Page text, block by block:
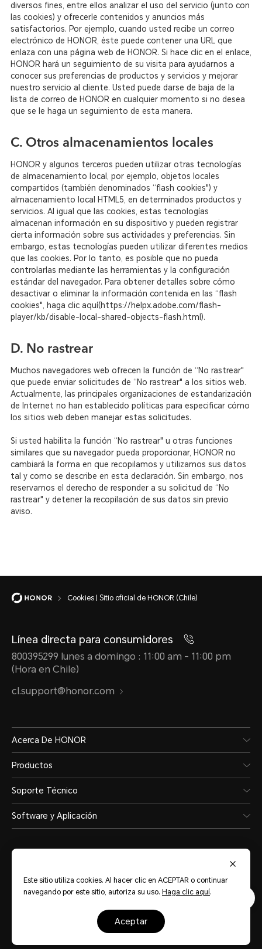
diversos fines, entre ellos analizar el uso del servicio (junto con
las cookies) y ofrecerle contenidos y anuncios más
satisfactorios. Por ejemplo, cuando usted recibe un correo
electrónico de HONOR, éste puede contener una URL que
enlaza con una página web de HONOR. Si hace clic en el enlace,
HONOR hará un seguimiento de su visita para ayudarnos a
conocer sus preferencias de productos y servicios y mejorar
nuestro servicio al cliente. Usted puede darse de baja de la
lista de correo de HONOR en cualquier momento si no desea
que se le haga un seguimiento de esta manera.
C. Otros almacenamientos locales
HONOR y algunos terceros pueden utilizar otras tecnologías
de almacenamiento local, por ejemplo, objetos locales
compartidos (también denominados “flash cookies") y
almacenamiento local HTML5, en determinados productos y
servicios. Al igual que las cookies, estas tecnologías
almacenan información en su dispositivo y pueden registrar
cierta información sobre sus actividades y preferencias. Sin
embargo, estas tecnologías pueden utilizar diferentes medios
que las cookies. Por lo tanto, es posible que no pueda
controlarlas mediante las herramientas y la configuración
estándar del navegador. Para obtener detalles sobre cómo
desactivar o eliminar la información contenida en las “flash
cookies", haga clic aquí(https://helpx.adobe.com/flash-
player/kb/disable-local-shared-objects-flash.html).
D. No rastrear
Muchos navegadores web ofrecen la función de “No rastrear"
que puede enviar solicitudes de “No rastrear" a los sitios web.
Actualmente, las principales organizaciones de estandarización
de Internet no han establecido políticas para especificar cómo
los sitios web deben manejar estas solicitudes.
Si usted habilita la función “No rastrear" u otras funciones
similares que su navegador pueda proporcionar, HONOR no
cambiará la forma en que recopilamos y utilizamos sus datos
tal y como se describe en esta declaración. Sin embargo, nos
reservamos el derecho de responder a su solicitud de “No
rastrear" y detener la recopilación de sus datos sin previo
aviso.
Cookies | Sitio oficial de HONOR (Chile)
Línea directa para consumidores
800395299 lunes a domingo : 11:00 am - 11:00 pm
(Hora en Chile)
cl.support@honor.com
Acerca De HONOR
Productos
Soporte Técnico
Software y Aplicación
Chile (Español)
Términos de Uso Privacidad Cookies
Este sitio utiliza cookies. Al hacer clic en ACEPTAR o continuar
navegando por este sitio, autoriza su uso. Haga clic aquí.
aceptar